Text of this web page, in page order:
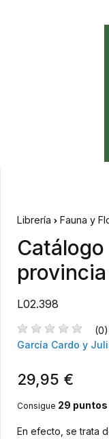
Librería Fauna y
L02.398
(0)
García Cardo y
29,95 €
Consigue 29 puntos
En efecto, se trata